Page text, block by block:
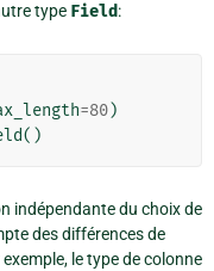
type Field:
=80)
()
indépendante du choix de
des différences de
le type de colonne